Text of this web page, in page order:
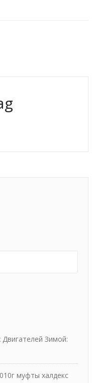
Зимой:
муфты халдекс